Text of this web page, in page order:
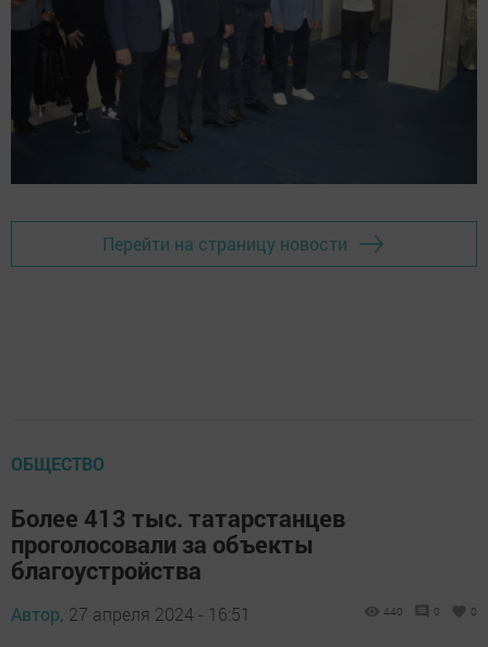
Перейти на страницу новости
ОБЩЕСТВО
Более 413 тыс. татарстанцев
проголосовали за объекты
благоустройства
Автор, 27 апреля 2024 - 16:51 440 0 0